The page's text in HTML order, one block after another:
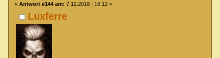
Luxferre
« Antwort #144 am: 7.12.2018 | 16:12 »